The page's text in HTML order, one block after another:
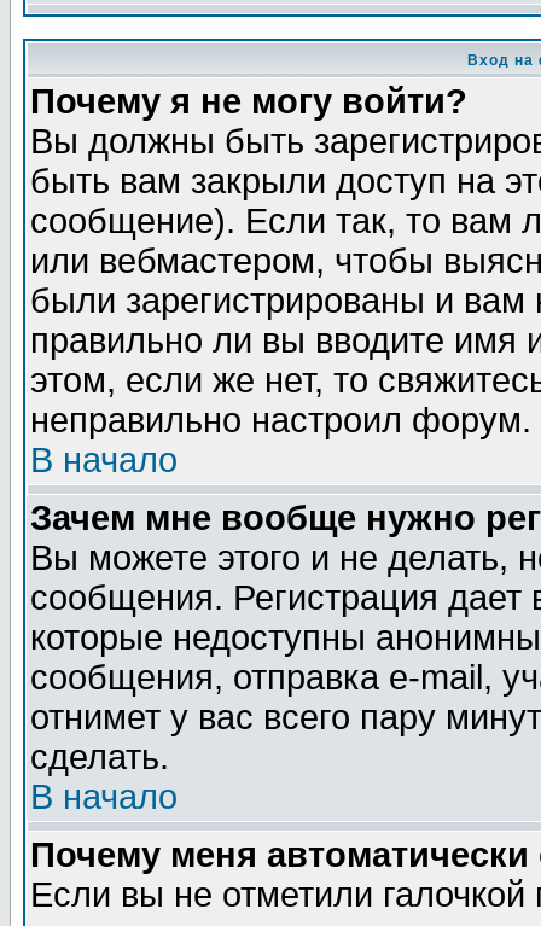
Вход на
Почему я не могу войти?
Вы должны быть
быть вам закрыли доступ на
сообщение). Если так, то вам
или вебмастером, чтобы
были зарегистрированы и вам
правильно ли вы вводите
этом, если же нет, то
неправильно настроил форум.
В начало
Зачем мне вообще нужно
Вы можете этого и не делать,
сообщения. Регистрация
которые недоступны
сообщения, отправка e-mail,
отнимет у вас всего пару
сделать.
В начало
Почему меня автоматически
Если вы не отметили галочкой